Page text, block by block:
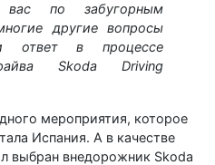
вас по забугорным
другие вопросы
ответ в процессе
Skoda Driving
мероприятия, которое
Испания. А в качестве
выбран внедорожник Skoda